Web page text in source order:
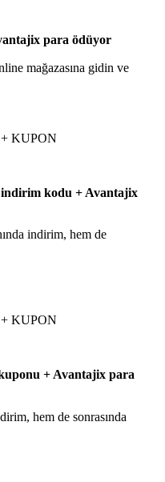
para ödüyor
mağazasına gidin ve
KUPON
indirim kodu + Avantajix
indirim, hem de
KUPON
+ Avantajix para
hem de sonrasında